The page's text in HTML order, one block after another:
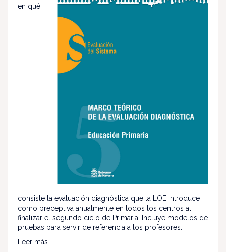
en qué
consiste la evaluación diagnóstica que la LOE introduce
como preceptiva anualmente en todos los centros al
finalizar el segundo ciclo de Primaria. Incluye modelos de
pruebas para servir de referencia a los profesores.
Leer más...